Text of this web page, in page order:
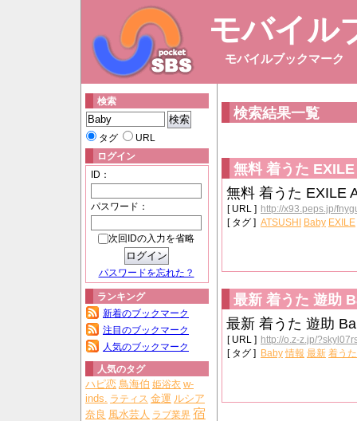
モバイル
モバイルブックマーク
検索
タグ
URL
ログイン
ID：
パスワード：
次回IDの入力を省略
パスワードを忘れた？
ランキング
新着のブックマーク
注目のブックマーク
人気のブックマーク
人気のタグ
ハピ恋 鳥海伯 姫浴衣 w-
inds. ラティス 金運 ルシア
奈良 風水芸人 ラブ業界 宿
検索結果一覧
無料 着うた
無料 着うた EXILE
[ URL ] http://x93.peps.jp/
[ タグ ] ATSUSHI Baby EXILE
最新 着うた 遊助
最新 着うた 遊助
[ URL ] http://o.z-z.jp/
[ タグ ] Baby 情報 最新 着うた